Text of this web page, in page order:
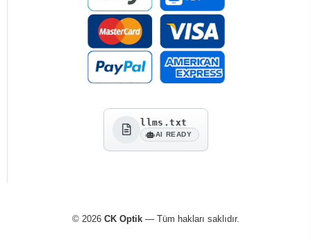
llms.txt
AI READY
© 2026 CK Optik— Tüm hakları saklıdır.